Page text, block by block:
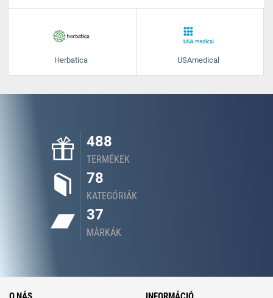
Herbatica USAmedical
488
TERMÉKEK
78
KATEGÓRIÁK
37
MÁRKÁK